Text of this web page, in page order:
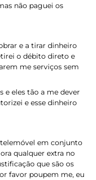
não paguei os
e a tirar dinheiro
o débito direto e
me serviços sem
e eles tão a me dever
e esse dinheiro
em conjunto
qualquer extra no
que são os
favor poupem me, eu